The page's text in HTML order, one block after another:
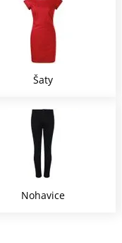
Šaty
Nohavice